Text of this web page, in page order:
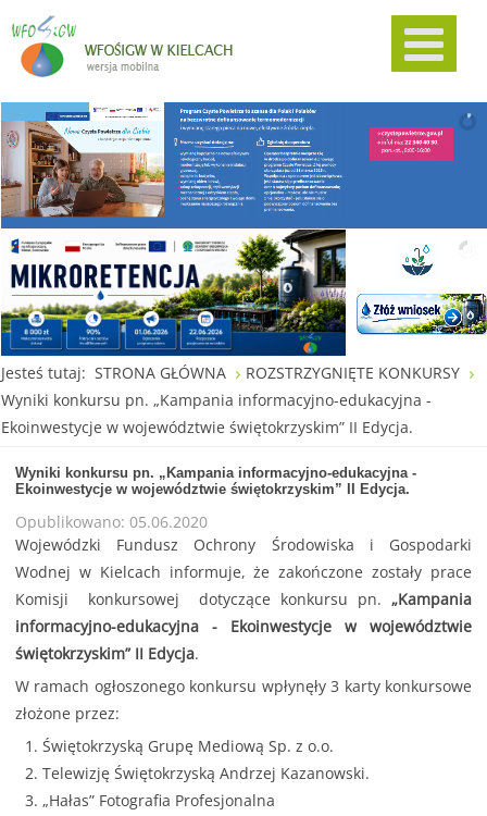
Jesteś tutaj: STRONA GŁÓWNA
ROZSTRZYGNIĘTE KONKURSY
Wyniki konkursu pn. „Kampania informacyjno-edukacyjna -
Ekoinwestycje w województwie świętokrzyskim” II Edycja.
Wyniki konkursu pn. „Kampania informacyjno-edukacyjna -
Ekoinwestycje w województwie świętokrzyskim” II Edycja.
Opublikowano: 05.06.2020
Wojewódzki Fundusz Ochrony Środowiska i Gospodarki
Wodnej w Kielcach informuje, że zakończone zostały prace
Komisji konkursowej dotyczące konkursu pn. „Kampania
informacyjno-edukacyjna - Ekoinwestycje w województwie
świętokrzyskim” II Edycja.
W ramach ogłoszonego konkursu wpłynęły 3 karty konkursowe
złożone przez:
Świętokrzyską Grupę Mediową Sp. z o.o.
Telewizję Świętokrzyską Andrzej Kazanowski.
„Hałas” Fotografia Profesjonalna